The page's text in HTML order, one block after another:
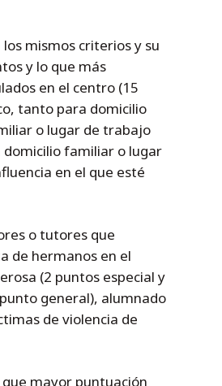
mismos criterios y su
y lo que más
en el centro (15
tanto para domicilio
o lugar de trabajo
familiar o lugar
en el que esté
o tutores que
de hermanos en el
(2 puntos especial y
general), alumnado
de violencia de
mayor puntuación